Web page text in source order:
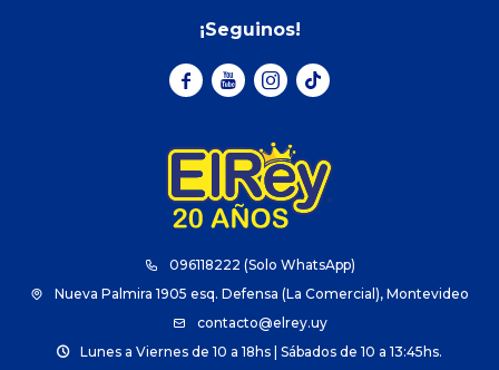
096118222 (Solo WhatsApp)
Nueva Palmira 1905 esq. Defensa (La Comercial), Montevideo
contacto@elrey.uy
Lunes a Viernes de 10 a 18hs | Sábados de 10 a 13:45hs.
¡Seguinos!
  